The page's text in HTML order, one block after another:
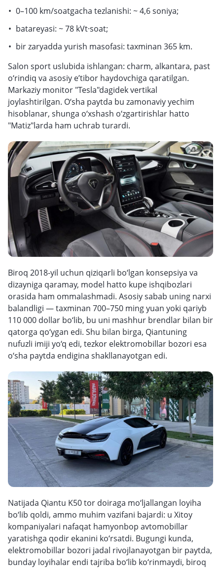
0–100 km/soatgacha tezlanishi: ~ 4,6 soniya;
batareyasi: ~ 78 kVt·soat;
bir zaryadda yurish masofasi: taxminan 365 km.
Salon sport uslubida ishlangan: charm, alkantara, past
o‘rindiq va asosiy e’tibor haydovchiga qaratilgan.
Markaziy monitor "Tesla"dagidek vertikal
joylashtirilgan. O‘sha paytda bu zamonaviy yechim
hisoblanar, shunga o‘xshash o‘zgartirishlar hatto
"Matiz"larda ham uchrab turardi.
Biroq 2018-yil uchun qiziqarli bo‘lgan konsepsiya va
dizayniga qaramay, model hatto kupe ishqibozlari
orasida ham ommalashmadi. Asosiy sabab uning narxi
balandligi — taxminan 700–750 ming yuan yoki qariyb
110 000 dollar bo‘lib, bu uni mashhur brendlar bilan bir
qatorga qo‘ygan edi. Shu bilan birga, Qiantuning
nufuzli imiji yo‘q edi, tezkor elektromobillar bozori esa
o‘sha paytda endigina shakllanayotgan edi.
Natijada Qiantu K50 tor doiraga mo‘ljallangan loyiha
bo‘lib qoldi, ammo muhim vazifani bajardi: u Xitoy
kompaniyalari nafaqat hamyonbop avtomobillar
yaratishga qodir ekanini ko‘rsatdi. Bugungi kunda,
elektromobillar bozori jadal rivojlanayotgan bir paytda,
bunday loyihalar endi tajriba bo‘lib ko‘rinmaydi, biroq